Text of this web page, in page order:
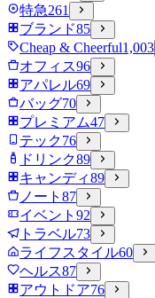
特急261
ブランド85
Cheap & Cheerful1,003
オフィス96
アパレル69
バッグ70
プレミアム47
テック76
ドリンク89
キャンディ89
ノート 87
イベント 92
トラベル73
ライフスタイル60
ヘルス87
アウトドア76